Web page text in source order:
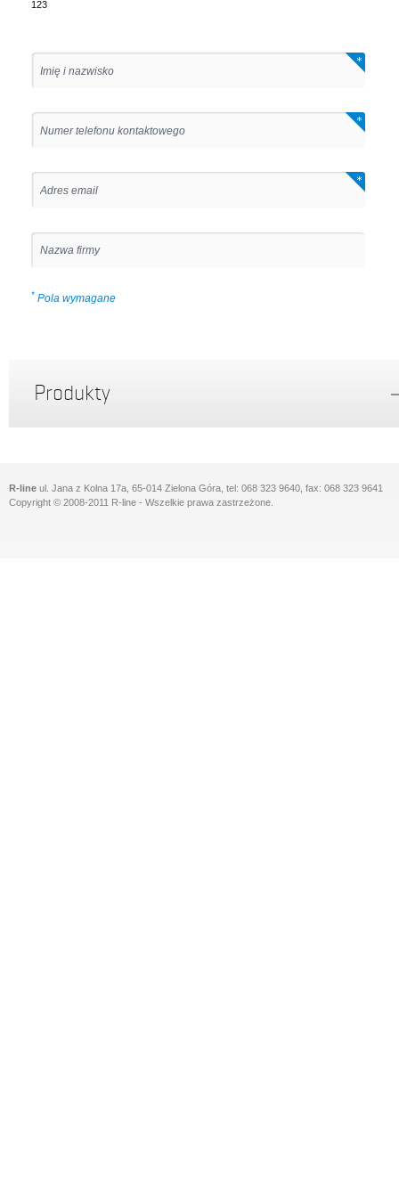
123
* Pola wymagane
Produkty
R-line ul. Jana z Kolna 17a, 65-014 Zielona Góra, tel: 068 323 9640, fax: 068 323 9641
Copyright © 2008-2011 R-line - Wszelkie prawa zastrzeżone.